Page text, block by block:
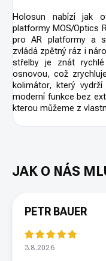
Holosun nabízí jak
platformy MOS/Optics
pro AR platformy a
zvládá zpětný ráz i
střelby je znát
osnovou, což
kolimátor, který
moderní funkce bez
kterou můžeme z
PETR BAUER
3.8.2026